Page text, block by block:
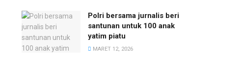
Polri bersama jurnalis beri
santunan untuk 100 anak
yatim piatu
MARET 12, 2026